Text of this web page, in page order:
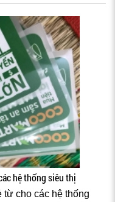
hệ thống siêu thị
từ cho các hệ thống